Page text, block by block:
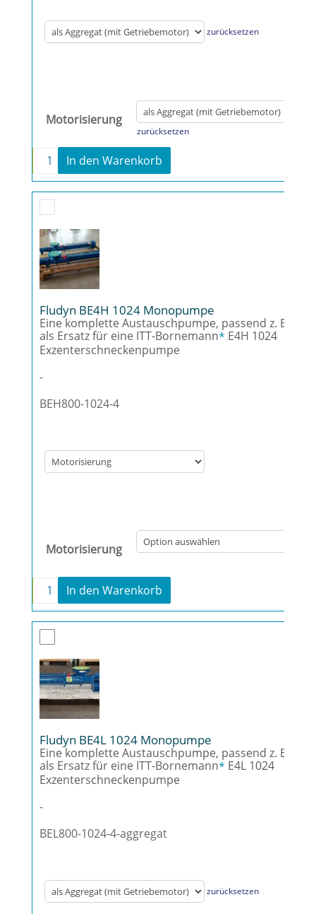
zurücksetzen
Motorisierung
zurücksetzen
Fludyn BE2L 1024 Monopumpe Menge
+
In den Warenkorb
Fludyn BE4H 1024 Monopumpe
Eine komplette Austauschpumpe, passend z. B.
als Ersatz für eine ITT-Bornemann* E4H 1024
Exzenterschneckenpumpe
-
BEH800-1024-4
Motorisierung
Fludyn BE4H 1024 Monopumpe Menge
+
In den Warenkorb
Fludyn BE4L 1024 Monopumpe
Eine komplette Austauschpumpe, passend z. B.
als Ersatz für eine ITT-Bornemann* E4L 1024
Exzenterschneckenpumpe
-
BEL800-1024-4-aggregat
zurücksetzen